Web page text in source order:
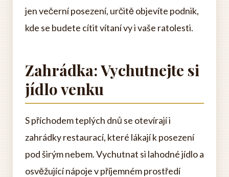
jen večerní posezení, určitě objevíte podnik,
kde se budete cítit vítaní vy i vaše ratolesti.
Zahrádka: Vychutnejte si
jídlo venku
S příchodem teplých dnů se otevírají i
zahrádky restaurací, které lákají k posezení
pod širým nebem. Vychutnat si lahodné jídlo a
osvěžující nápoje v příjemném prostředí